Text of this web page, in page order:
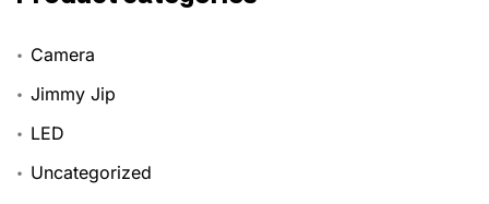
Camera
Jimmy Jip
LED
Uncategorized